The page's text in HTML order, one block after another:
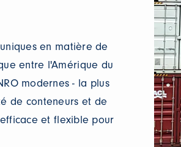
en matière de
entre l'Amérique du
modernes - la plus
de conteneurs et de
efficace et flexible pour